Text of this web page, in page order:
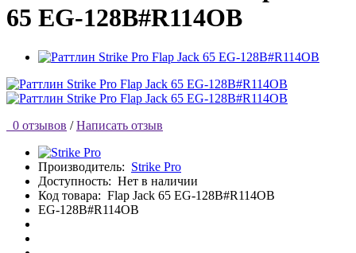
65 EG-128B#R114OB
0 отзывов / Написать отзыв
Производитель: Strike Pro
Доступность: Нет в наличии
Код товара: Flap Jack 65 EG-128B#R114OB
EG-128B#R114OB